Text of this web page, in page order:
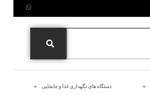
دستگاه های نگهداری غذا و جابجایی